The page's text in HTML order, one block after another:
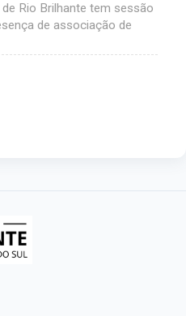
Rio Brilhante tem sessão
de associação de